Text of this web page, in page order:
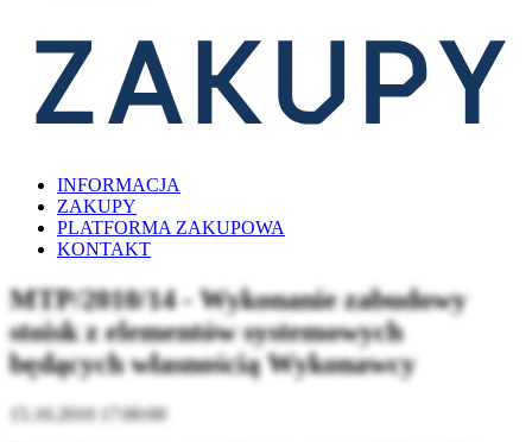
INFORMACJA
ZAKUPY
PLATFORMA ZAKUPOWA
KONTAKT
MTP/2010/14 - Wykonanie zabudowy
stoisk z elementów systemowych
będących własnością Wykonawcy
15.10.2010 17:00:00